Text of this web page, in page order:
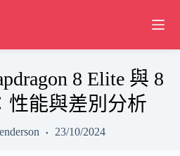
8 Elite 與 8
性能與差別分析
23/10/2024